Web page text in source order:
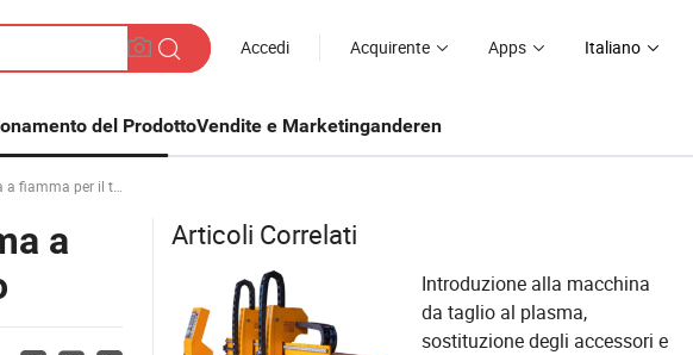
Accedi Acquirente Apps Italiano
del ProdottoVendite e Marketinganderen
lavorazione dell'acciaio
a
Articoli Correlati
Introduzione alla macchina
da taglio al plasma,
sostituzione degli accessori e